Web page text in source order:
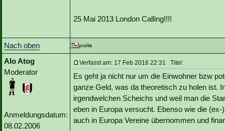
25 Mai 2013 London Calling!!!!
Nach oben
Alo Atog
Moderator
Anmeldungsdatum:
08.02.2006
Verfasst am: 17 Feb 2016 22:31 Titel:
Es geht ja nicht nur um die Einwohner bzw
ganze Geld, was da theoretisch zu holen ist.
irgendwelchen Scheichs und weil man die
eben in Europa versucht. Ebenso wie die
auch in Europa Vereine übernommen und